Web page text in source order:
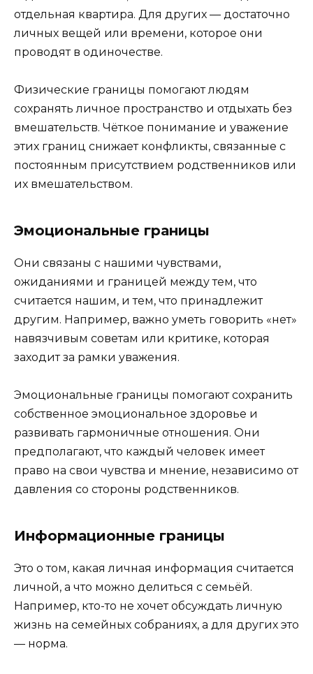
отдельная квартира. Для других — достаточно
личных вещей или времени, которое они
проводят в одиночестве.
Физические границы помогают людям
сохранять личное пространство и отдыхать без
вмешательств. Чёткое понимание и уважение
этих границ снижает конфликты, связанные с
постоянным присутствием родственников или
их вмешательством.
Эмоциональные границы
Они связаны с нашими чувствами,
ожиданиями и границей между тем, что
считается нашим, и тем, что принадлежит
другим. Например, важно уметь говорить «нет»
навязчивым советам или критике, которая
заходит за рамки уважения.
Эмоциональные границы помогают сохранить
собственное эмоциональное здоровье и
развивать гармоничные отношения. Они
предполагают, что каждый человек имеет
право на свои чувства и мнение, независимо от
давления со стороны родственников.
Информационные границы
Это о том, какая личная информация считается
личной, а что можно делиться с семьёй.
Например, кто-то не хочет обсуждать личную
жизнь на семейных собраниях, а для других это
— норма.